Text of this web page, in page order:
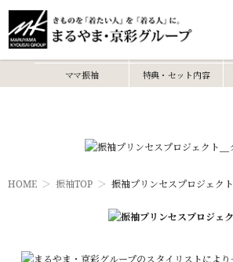
ママ振袖 特典・セット内容
HOME 振袖TOP 振袖プリンセスプロジェクト